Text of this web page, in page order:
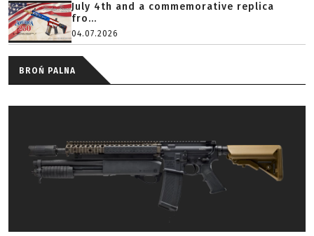
July 4th and a commemorative replica
fro...
04.07.2026
BROŃ PALNA